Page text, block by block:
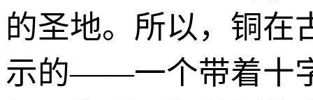
的圣地。所以，铜在
示的——一个带着十